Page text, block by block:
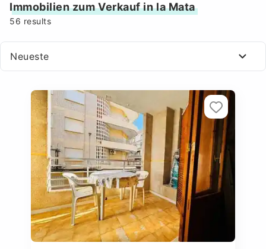
Immobilien zum Verkauf in la Mata
56 results
Neueste